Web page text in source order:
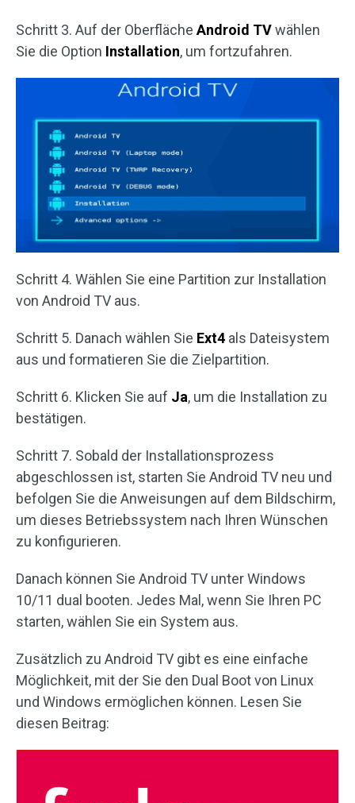
Schritt 3. Auf der OberflächeAndroid TVwählen
Sie die Option Installation, um fortzufahren.
Schritt 4. Wählen Sie eine Partition zur Installation
von Android TV aus.
Schritt 5. Danach wählen Sie Ext4 als Dateisystem
aus und formatieren Sie die Zielpartition.
Schritt 6. Klicken Sie auf Ja, um die Installation zu
bestätigen.
Schritt 7. Sobald der Installationsprozess
abgeschlossen ist, starten Sie Android TV neu und
befolgen Sie die Anweisungen auf dem Bildschirm,
um dieses Betriebssystem nach Ihren Wünschen
zu konfigurieren.
Danach können Sie Android TV unter Windows
10/11 dual booten. Jedes Mal, wenn Sie Ihren PC
starten, wählen Sie ein System aus.
Zusätzlich zu Android TV gibt es eine einfache
Möglichkeit, mit der Sie den Dual Boot von Linux
und Windows ermöglichen können. Lesen Sie
diesen Beitrag: